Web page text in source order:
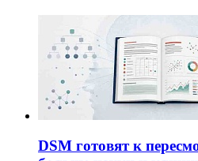
DSM готовят к